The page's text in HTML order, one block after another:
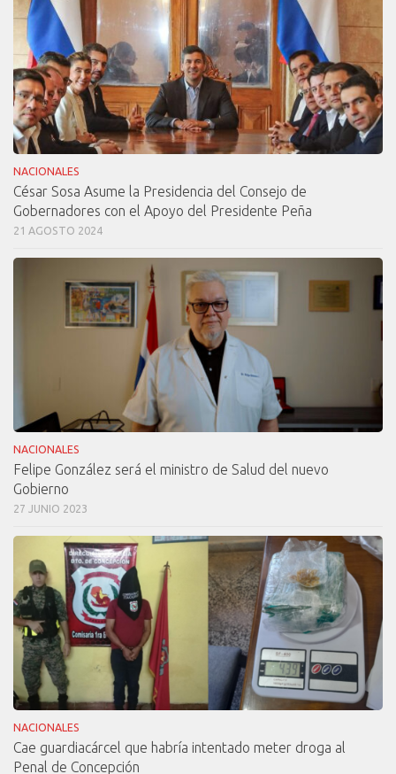
NACIONALES
César Sosa Asume la Presidencia del Consejo de
Gobernadores con el Apoyo del Presidente Peña
21 AGOSTO 2024
NACIONALES
Felipe González será el ministro de Salud del nuevo
Gobierno
27 JUNIO 2023
NACIONALES
Cae guardiacárcel que habría intentado meter droga al
Penal de Concepción